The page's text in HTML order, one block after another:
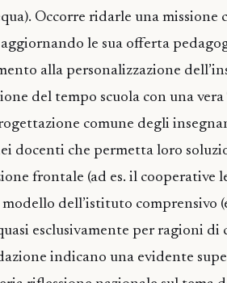
Occorre ridarle una missione
le sua offerta
alla personalizzazione
del tempo scuola con una
comune degli
docenti che permetta loro
frontale (ad es. il cooperative
dell’istituto comprensivo
esclusivamente per ragioni
indicano una evidente